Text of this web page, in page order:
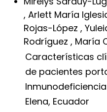
, Arlett María
Rojas-López ,
Rodríguez , María
Características
de pacientes
Elena, Ecuador